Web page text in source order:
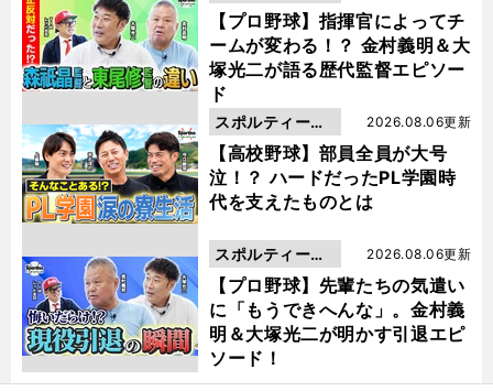
【プロ野球】指揮官によってチ
ームが変わる！？ 金村義明＆大
塚光二が語る歴代監督エピソー
ド
動画
【高校野球】部員全員が大号
泣！？ ハードだったPL学園時
代を支えたものとは
2026.08.06更新
スポルティーバ
動画
【プロ野球】先輩たちの気遣い
に「もうできへんな」。金村義
明＆大塚光二が明かす引退エピ
ソード！
2026.08.06更新
スポルティーバ
動画